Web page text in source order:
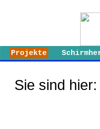
Projekte
Sie sind